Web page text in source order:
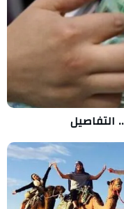
التفاصيل